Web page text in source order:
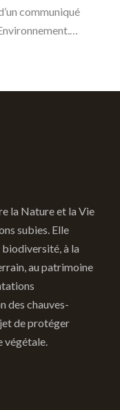
communiqué
la Nature et la Vie
subies. Elle
à la
au patrimoine
des chauves-
de protéger
végétale.